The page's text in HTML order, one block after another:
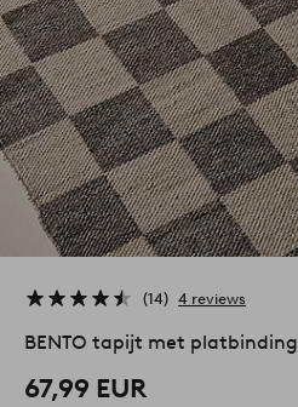
14 4 reviews
BENTO tapijt met platbinding
67,99 EUR